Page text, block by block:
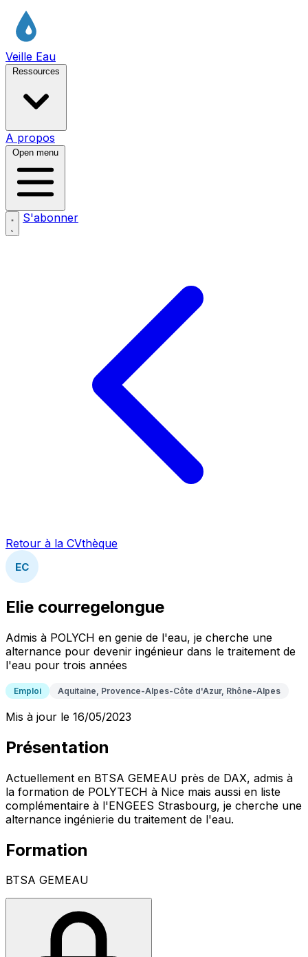
Veille Eau
Ressources
A propos
Open menu
S'abonner
Retour à la CVthèque
EC
Elie courregelongue
Admis à POLYCH en genie de l'eau, je cherche une
alternance pour devenir ingénieur dans le traitement de
l'eau pour trois années
Emploi Aquitaine, Provence-Alpes-Côte d'Azur, Rhône-Alpes
Mis à jour le 16/05/2023
Présentation
Actuellement en BTSA GEMEAU près de DAX, admis à
la formation de POLYTECH à Nice mais aussi en liste
complémentaire à l'ENGEES Strasbourg, je cherche une
alternance ingénierie du traitement de l'eau.
Formation
BTSA GEMEAU